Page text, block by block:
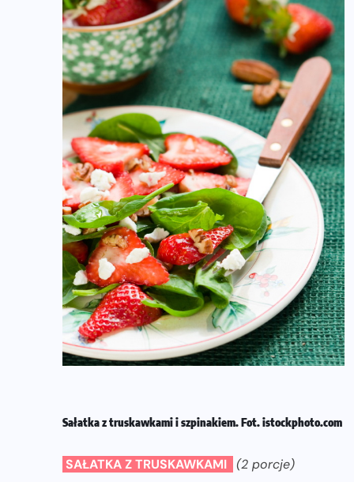
Sałatka z truskawkami i szpinakiem. Fot. istockphoto.com
SAŁATKA Z TRUSKAWKAMI (2 porcje)